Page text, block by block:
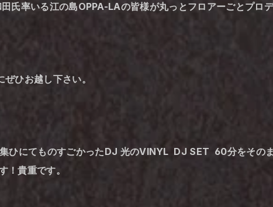
氏率いる江の島OPPA-LAの皆様が丸っとフロアーごとプロ
ひお越し下さい。
ひにてものすごかったDJ 光のVINYL  DJ SET  60分をその
！貴重です。